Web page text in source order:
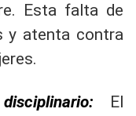
Esta falta de
y atenta contra
El